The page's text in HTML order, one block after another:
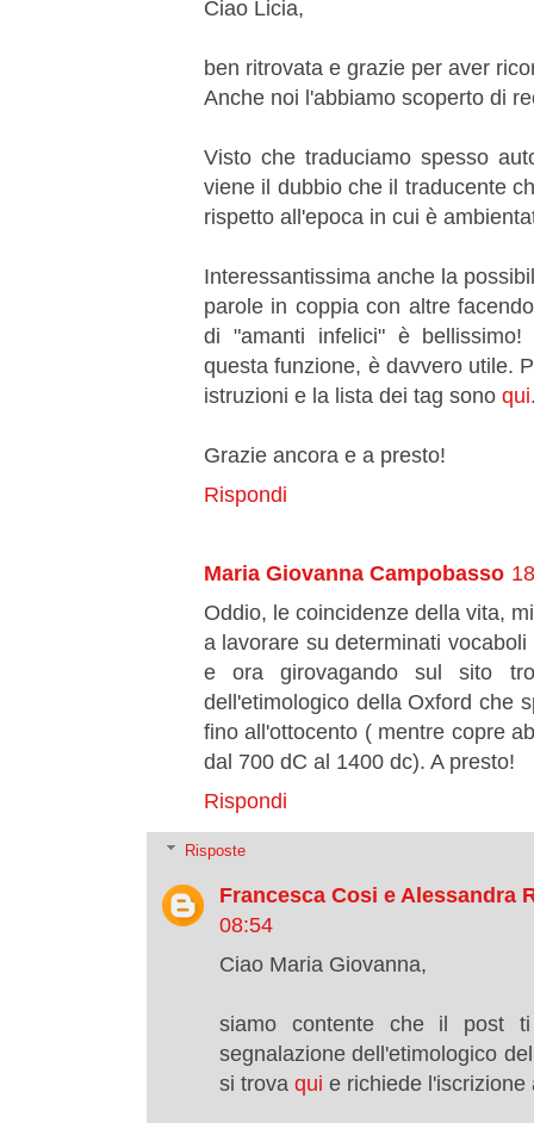
Ciao Licia,
ben ritrovata e grazie per aver
Anche noi l'abbiamo scoperto di
Visto che traduciamo spesso
viene il dubbio che il traducente
rispetto all'epoca in cui è
Interessantissima anche la
parole in coppia con altre
di "amanti infelici" è bellissimo!
questa funzione, è davvero utile.
istruzioni e la lista dei tag sono qui
Grazie ancora e a presto!
Rispondi
Maria Giovanna Campobasso
Oddio, le coincidenze della vita,
a lavorare su determinati
e ora girovagando sul sito
dell'etimologico della Oxford che
fino all'ottocento ( mentre copre
dal 700 dC al 1400 dc). A presto!
Rispondi
Risposte
Francesca Cosi e Alessandra
08:54
Ciao Maria Giovanna,
siamo contente che il post
segnalazione dell'etimologico
si trova qui e richiede l'iscrizione